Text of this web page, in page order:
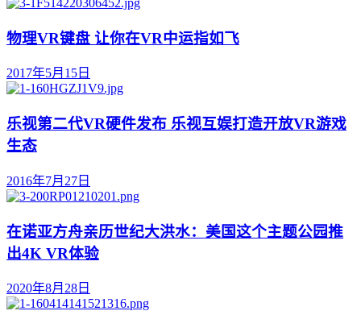
物理VR键盘 让你在VR中运指如飞
2017年5月15日
乐视第二代VR硬件发布 乐视互娱打造开放VR游戏
生态
2016年7月27日
在诺亚方舟亲历世纪大洪水：美国这个主题公园推
出4K VR体验
2020年8月28日